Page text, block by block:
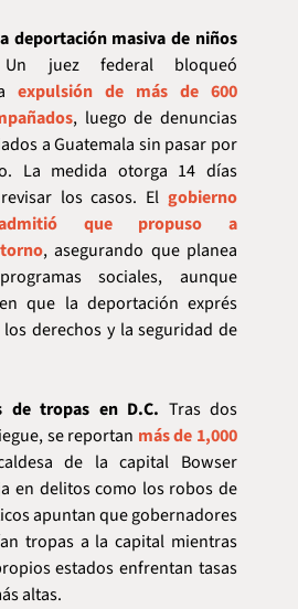
deportación masiva de niños
juez federal bloqueó
expulsión de más de 600
, luego de denuncias
a Guatemala sin pasar por
La medida otorga 14 días
los casos. El gobierno
admitió que propuso a
, asegurando que planea
sociales, aunque
que la deportación exprés
derechos y la seguridad de
de tropas en D.C. Tras dos
se reportan más de 1,000
de la capital Bowser
en delitos como los robos de
apuntan que gobernadores
tropas a la capital mientras
estados enfrentan tasas
altas.